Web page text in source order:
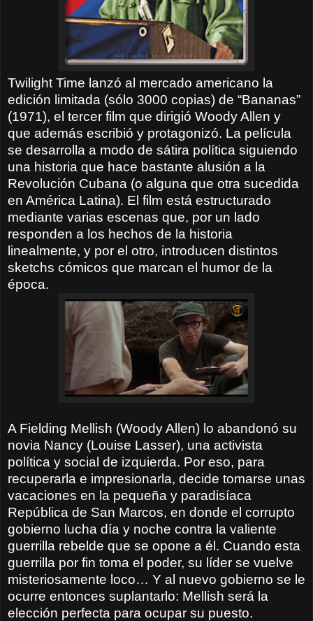
Twilight Time lanzó al mercado americano la
edición limitada (sólo 3000 copias) de “Bananas”
(1971), el tercer film que dirigió Woody Allen y
que además escribió y protagonizó. La película
se desarrolla a modo de sátira política siguiendo
una historia que hace bastante alusión a la
Revolución Cubana (o alguna que otra sucedida
en América Latina). El film está estructurado
mediante varias escenas que, por un lado
responden a los hechos de la historia
linealmente, y por el otro, introducen distintos
sketchs cómicos que marcan el humor de la
época.
A Fielding Mellish (Woody Allen) lo abandonó su
novia Nancy (Louise Lasser), una activista
política y social de izquierda. Por eso, para
recuperarla e impresionarla, decide tomarse unas
vacaciones en la pequeña y paradisíaca
República de San Marcos, en donde el corrupto
gobierno lucha día y noche contra la valiente
guerrilla rebelde que se opone a él. Cuando esta
guerrilla por fin toma el poder, su líder se vuelve
misteriosamente loco… Y al nuevo gobierno se le
ocurre entonces suplantarlo: Mellish será la
elección perfecta para ocupar su puesto.